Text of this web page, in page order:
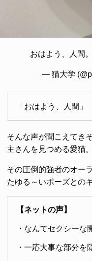
おはよう、人間。
— 猫大学
「おはよう、人間」
そんな声が聞こえてき
主さんを見つめる愛猫。
その圧倒的強者のオー
たゆる～いポーズとの
【ネットの声】
・なんてセクシーな
・一応大事な部分を